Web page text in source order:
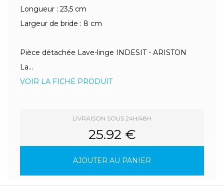
Longueur : 23,5 cm
Largeur de bride : 8 cm
Pièce détachée Lave-linge INDESIT - ARISTON
La...
VOIR LA FICHE PRODUIT
LIVRAISON SOUS 24H/48H
25.92 €
AJOUTER AU PANIER